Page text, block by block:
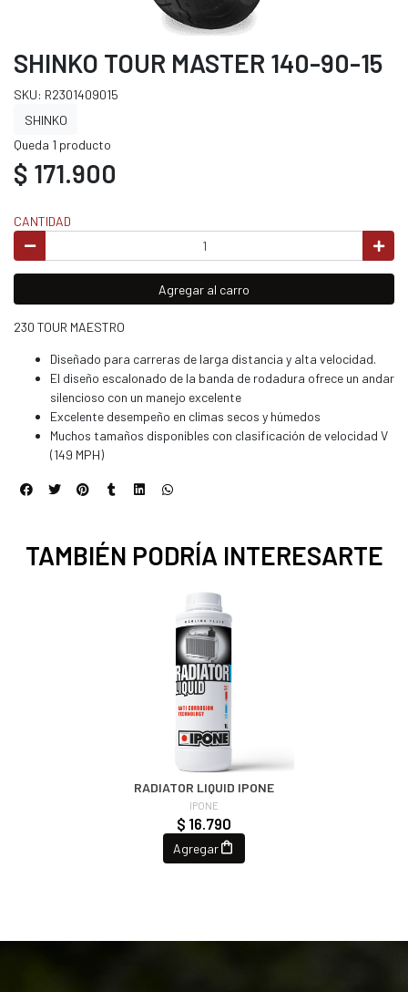
SHINKO TOUR MASTER 140-90-15
SKU: R2301409015
SHINKO
Queda 1 producto
$ 171.900
CANTIDAD
Agregar al carro
230 TOUR MAESTRO
Diseñado para carreras de larga distancia y alta velocidad.
El diseño escalonado de la banda de rodadura ofrece un andar
silencioso con un manejo excelente
Excelente desempeño en climas secos y húmedos
Muchos tamaños disponibles con clasificación de velocidad V
(149 MPH)
TAMBIÉN PODRÍA INTERESARTE
RADIATOR LIQUID IPONE
IPONE
$ 16.790
Agregar